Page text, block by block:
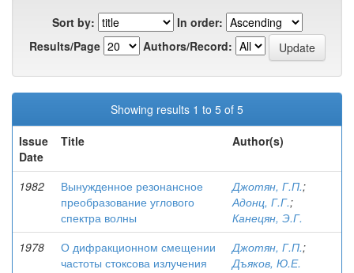
Sort by:
In order:
Results/Page
Authors/Record:
Showing results 1 to 5 of 5
Issue
Date
Title Author(s)
1982
Вынужденное резонансное
преобразование углового
спектра волны
Джотян, Г.П.;
Адонц, Г.Г.;
Канецян, Э.Г.
1978
О дифракционном смещении
частоты стоксова излучения
Джотян, Г.П.;
Дъяков, Ю.Е.